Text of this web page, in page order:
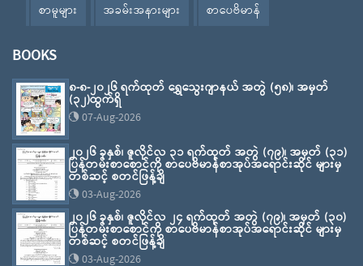
စာမူများ
အခမ်းအနားများ စာပေဗိမာန်
BOOKS
၈-၈-၂၀၂၆ ရက်ထုတ် ရွှေသွေးဂျာနယ် အတွဲ (၅၈)၊ အမှတ်
(၃၂)ထွက်ရှိ
07-Aug-2026
၂၀၂၆ ခုနှစ်၊ ဇူလိုင်လ ၃၁ ရက်ထုတ် အတွဲ (၇၉)၊ အမှတ် (၃၁)
ပြန်တမ်းစာစောင်ကို စာပေဗိမာန်စာအုပ်အရောင်းဆိုင် များမှ
တစ်ဆင့် စတင်ဖြန့်ချိ
03-Aug-2026
၂၀၂၆ ခုနှစ်၊ ဇူလိုင်လ ၂၄ ရက်ထုတ် အတွဲ (၇၉)၊ အမှတ် (၃၀)
ပြန်တမ်းစာစောင်ကို စာပေဗိမာန်စာအုပ်အရောင်းဆိုင် များမှ
တစ်ဆင့် စတင်ဖြန့်ချိ
03-Aug-2026